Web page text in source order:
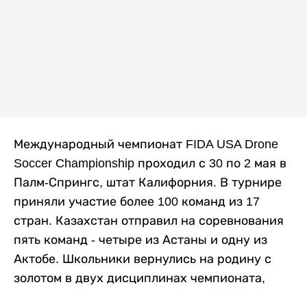
Международный чемпионат FIDA USA Drone
Soccer Championship проходил с 30 по 2 мая в
Палм-Спрингс, штат Калифорния. В турнире
приняли участие более 100 команд из 17
стран. Казахстан отправил на соревнования
пять команд - четыре из Астаны и одну из
Актобе. Школьники вернулись на родину с
золотом в двух дисциплинах чемпионата,